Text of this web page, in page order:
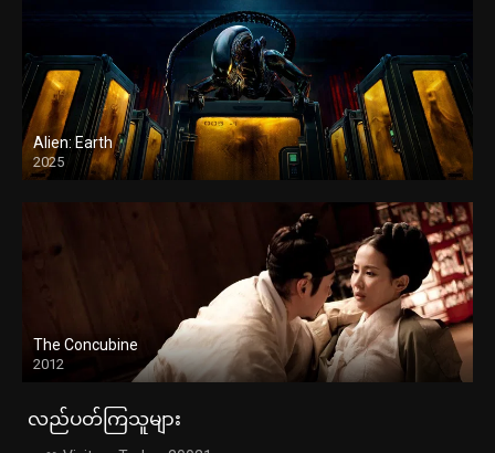
Alien: Earth
2025
The Concubine
2012
လည်ပတ်ကြသူများ